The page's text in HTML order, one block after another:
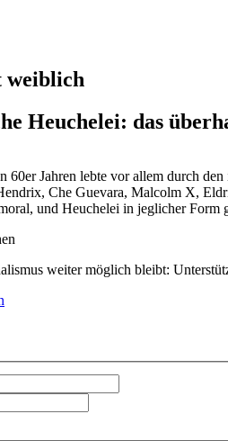
weiblich
Heuchelei: das
Jahren lebte vor allem durch
Che Guevara, Malcolm X,
und Heuchelei in jeglicher Form
weiter möglich bleibt: